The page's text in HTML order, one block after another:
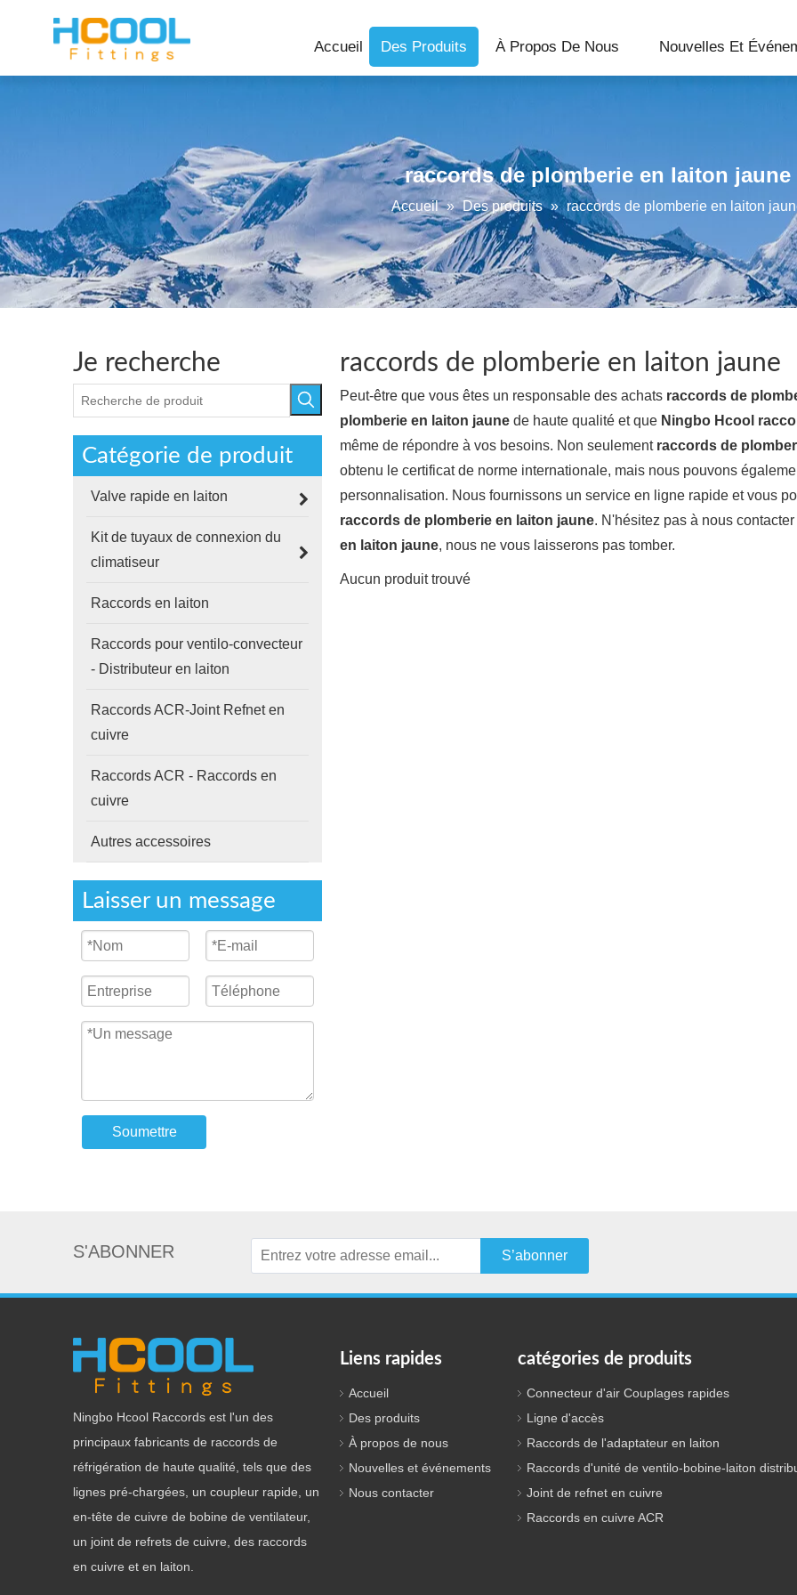
Accueil Des Produits À Propos De Nous Nouvelles Et
raccords de plomberie en laiton jaune
Accueil » Des produits » raccords de plomberie en laiton
Je recherche
Catégorie de produit
Valve rapide en laiton
Kit de tuyaux de connexion du
climatiseur
Raccords en laiton
Raccords pour ventilo-convecteur
- Distributeur en laiton
Raccords ACR-Joint Refnet en
cuivre
Raccords ACR - Raccords en
cuivre
Autres accessoires
Laisser un message
Soumettre
raccords de plomberie en laiton jaune
Peut-être que vous êtes un responsable des achats raccords de
plomberie en laiton jaune de haute qualité et que Ningbo Hcool
même de répondre à vos besoins. Non seulement raccords de
obtenu le certificat de norme internationale, mais nous pouvons
personnalisation. Nous fournissons un service en ligne rapide et vous
raccords de plomberie en laiton jaune. N'hésitez pas à nous
en laiton jaune, nous ne vous laisserons pas tomber.
Aucun produit trouvé
S'ABONNER S’abonner
Ningbo Hcool Raccords est l'un des
principaux fabricants de raccords de
réfrigération de haute qualité, tels que des
lignes pré-chargées, un coupleur rapide, un
en-tête de cuivre de bobine de ventilateur,
un joint de refrets de cuivre, des raccords
en cuivre et en laiton.
Liens rapides
Accueil
Des produits
À propos de nous
Nouvelles et événements
Nous contacter
catégories de produits
Connecteur d'air Couplages rapides
Ligne d'accès
Raccords de l'adaptateur en laiton
Raccords d'unité de ventilo-bobine-laiton
Joint de refnet en cuivre
Raccords en cuivre ACR